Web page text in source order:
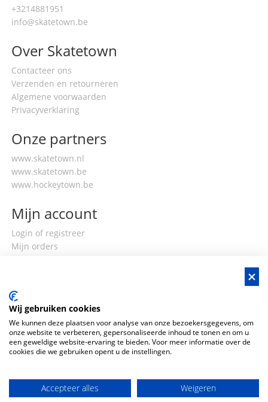
+3214881951
info@skatetown.be
Over Skatetown
Contacteer ons
Verzenden en retourneren
Algemene voorwaarden
Privacyverklaring
Onze partners
www.skatetown.nl
www.skatetown.be
www.hockeytown.be
Mijn account
Login of registreer
Mijn orders
Copyright ©2026
Wij gebruiken cookies
We kunnen deze plaatsen voor analyse van onze bezoekersgegevens, om
onze website te verbeteren, gepersonaliseerde inhoud te tonen en om u
een geweldige website-ervaring te bieden. Voor meer informatie over de
cookies die we gebruiken opent u de instellingen.
Accepteer alles Weigeren